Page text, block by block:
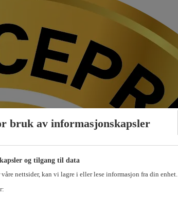
bruk av informasjonskapsler
og tilgang til data
våre nettsider, kan vi lagre i eller lese informasjon fra din enhet.